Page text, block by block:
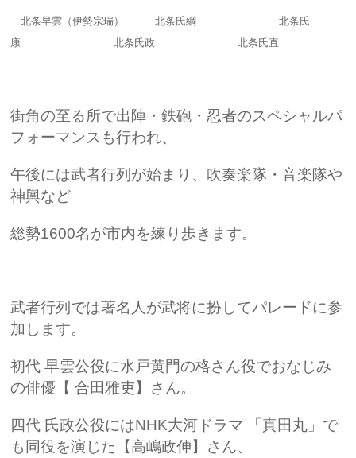
北条早雲（伊勢宗瑞） 北条氏綱 北条氏
康 北条氏政 北条氏直
街角の至る所で出陣・鉄砲・忍者のスペシャルパ
フォーマンスも行われ、
午後には武者行列が始まり、吹奏楽隊・音楽隊や
神輿など
総勢1600名が市内を練り歩きます。
武者行列では著名人が武将に扮してパレードに参
加します。
初代 早雲公役に水戸黄門の格さん役でおなじみ
の俳優【 合田雅吏】さん。
四代 氏政公役にはNHK大河ドラマ 「真田丸」で
も同役を演じた【高嶋政伸】さん、